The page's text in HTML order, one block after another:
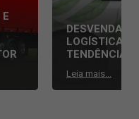
LOGÍSTICA:
TENDÊNCIAS
Leia mais...